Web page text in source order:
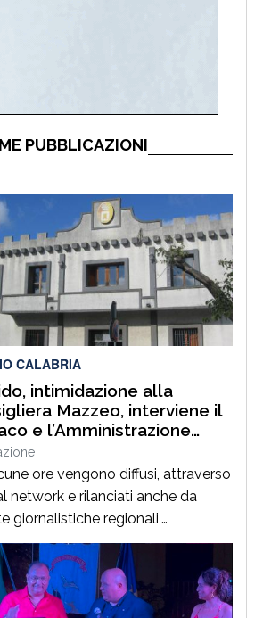
PUBBLICAZIONI
CALABRIA
intimidazione alla
Mazzeo, interviene il
e l’Amministrazione
“restiamo fiduciosi in
degli esiti investigativi”
ore vengono diffusi, attraverso
network e rilanciati anche da
giornalistiche regionali,
di solidarietà alla consigliera
Margherita Mazzeo in
al danneggiamento di
nella disponibilità della